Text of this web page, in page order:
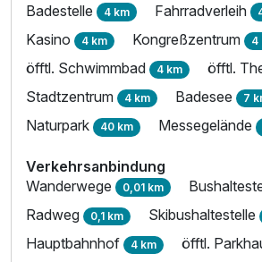
Badestelle 4 km Fahrradverleih
Kasino 4 km Kongreßzentrum 4
öfftl. Schwimmbad 4 km öfftl.
Stadtzentrum 4 km Badesee 7
Naturpark 40 km Messegelände
Verkehrsanbindung
Wanderwege 0,01 km
Radweg 0,1 km Skibushaltestelle
Hauptbahnhof 4 km öfftl.